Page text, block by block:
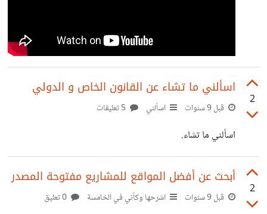
2
اسألني ما تشاء عن القانون الخاص و الدولي
قبل 9 سنوات اسألني
اسألني ما تشاء.
2
أبحث عن أفضل المواقع للمشاريع مفتوحة المصدر
قبل 9 سنوات اشرحها وكأني في الخامسة